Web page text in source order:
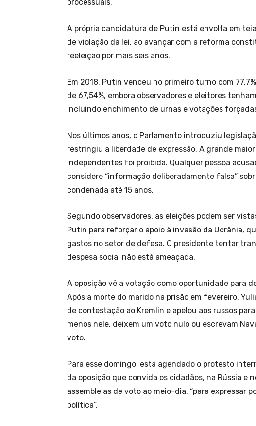
processuais.
A própria candidatura de Putin está envolta em
de violação da lei, ao avançar com a reforma
reeleição por mais seis anos.
Em 2018, Putin venceu no primeiro turno com
de 67,54%, embora observadores e eleitores
incluindo enchimento de urnas e votações
Nos últimos anos, o Parlamento introduziu
restringiu a liberdade de expressão. A grande
independentes foi proibida. Qualquer pessoa
considere “informação deliberadamente falsa”
condenada até 15 anos.
Segundo observadores, as eleições podem ser
Putin para reforçar o apoio à invasão da Ucrânia,
gastos no setor de defesa. O presidente tentar
despesa social não está ameaçada.
A oposição vê a votação como oportunidade para
Após a morte do marido na prisão em fevereiro,
de contestação ao Kremlin e apelou aos russos
menos nele, deixem um voto nulo ou escrevam
voto.
Para esse domingo, está agendado o protesto
da oposição que convida os cidadãos, na Rússia e
assembleias de voto ao meio-dia, “para expressar
política”.